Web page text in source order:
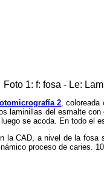
Foto 1: f: fosa - Le:
2 ,
laminillas del esmalte
se acoda. En todo el
la CAD, a nivel de la fosa
proceso de caries.